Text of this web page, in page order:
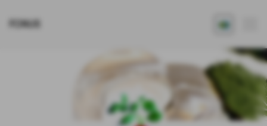
FONUS